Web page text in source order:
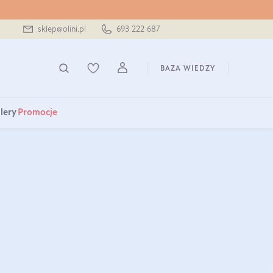
sklep@olini.pl 693 222 687
BAZA WIEDZY
Promocje